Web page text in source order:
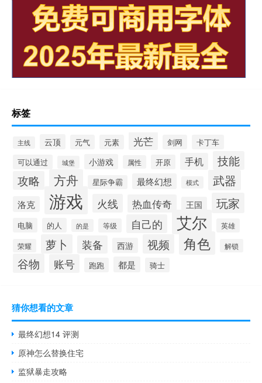
标签
主线 云顶 元气 元素 光芒 剑网
卡丁车
可以通过
城堡 小游戏 属性 开原 手机
技能
攻略
方舟 星际争霸 最终幻想 模式 武器
洛克 游戏 火线 热血传奇 王国 玩家
电脑 的人 的是 等级 自己的 艾尔 英雄
荣耀 萝卜 装备 西游 视频 角色 解锁
谷物 账号 跑跑 都是 骑士
猜你想看的文章
最终幻想14 评测
原神怎么替换住宅
监狱暴走攻略